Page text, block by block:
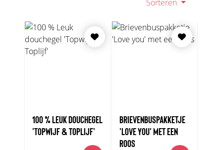
Sorteren
100 % LEUK DOUCHEGEL
'TOPWIJF & TOPLIJF'
BRIEVENBUSPAKKETJE
'LOVE YOU' MET EEN
ROOS